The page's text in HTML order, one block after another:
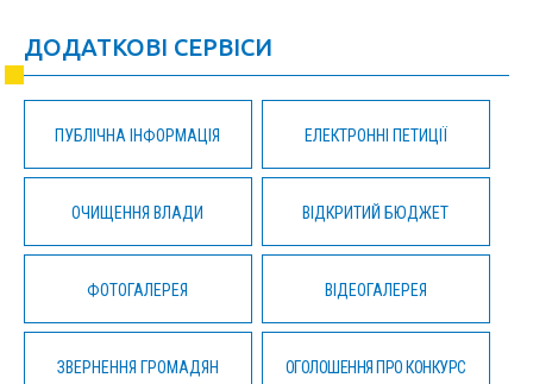
ДОДАТКОВІ СЕРВІСИ
ПУБЛІЧНА ІНФОРМАЦІЯ ЕЛЕКТРОННІ ПЕТИЦІЇ
ОЧИЩЕННЯ ВЛАДИ ВІДКРИТИЙ БЮДЖЕТ
ФОТОГАЛЕРЕЯ ВІДЕОГАЛЕРЕЯ
ЗВЕРНЕННЯ ГРОМАДЯН ОГОЛОШЕННЯ ПРО КОНКУРС